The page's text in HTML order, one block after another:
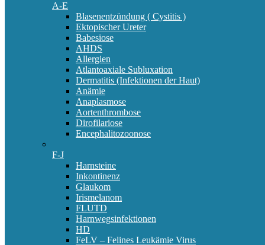
A-E
Blasenentzündung ( Cystitis )
Ektopischer Ureter
Babesiose
AHDS
Allergien
Atlantoaxiale Subluxation
Dermatitis (Infektionen der Haut)
Anämie
Anaplasmose
Aortenthrombose
Dirofilariose
Encephalitozoonose
F-J
Harnsteine
Inkontinenz
Glaukom
Irismelanom
FLUTD
Harnwegsinfektionen
HD
FeLV – Felines Leukämie Virus